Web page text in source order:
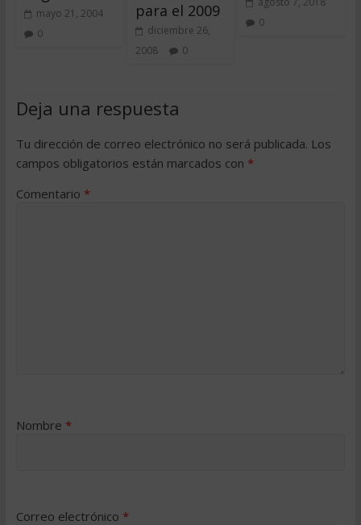
mayo 21, 2004
0
para el 2009
diciembre 26,
2008
0
0
Deja una respuesta
Tu dirección de correo electrónico no será publicada. Los
campos obligatorios están marcados con *
Comentario *
Nombre *
Correo electrónico *